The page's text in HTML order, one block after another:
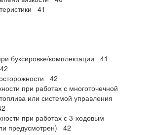
41
буксировке/комплектации 41
42
при работах с многоточечной
или системой управления
при работах с 3-ходовым
предусмотрен) 42